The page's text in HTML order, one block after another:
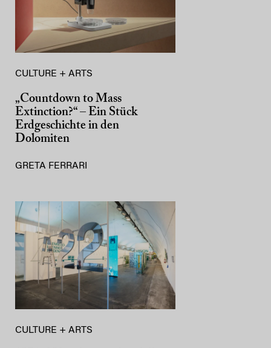
CULTURE + ARTS
„Countdown to Mass
Extinction?“ – Ein Stück
Erdgeschichte in den
Dolomiten
GRETA FERRARI
CULTURE + ARTS